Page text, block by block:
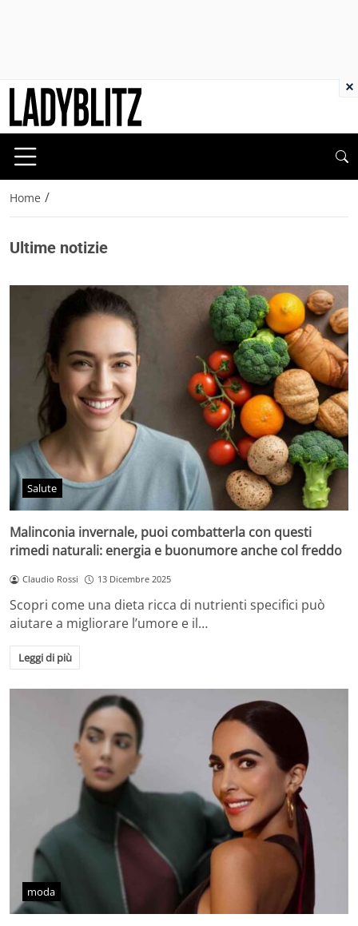
Home /
Ultime notizie
Salute
Malinconia invernale, puoi combatterla con questi
rimedi naturali: energia e buonumore anche col freddo
Claudio Rossi 13 Dicembre 2025
Scopri come una dieta ricca di nutrienti specifici può
aiutare a migliorare l’umore e il…
Leggi di più
moda
×